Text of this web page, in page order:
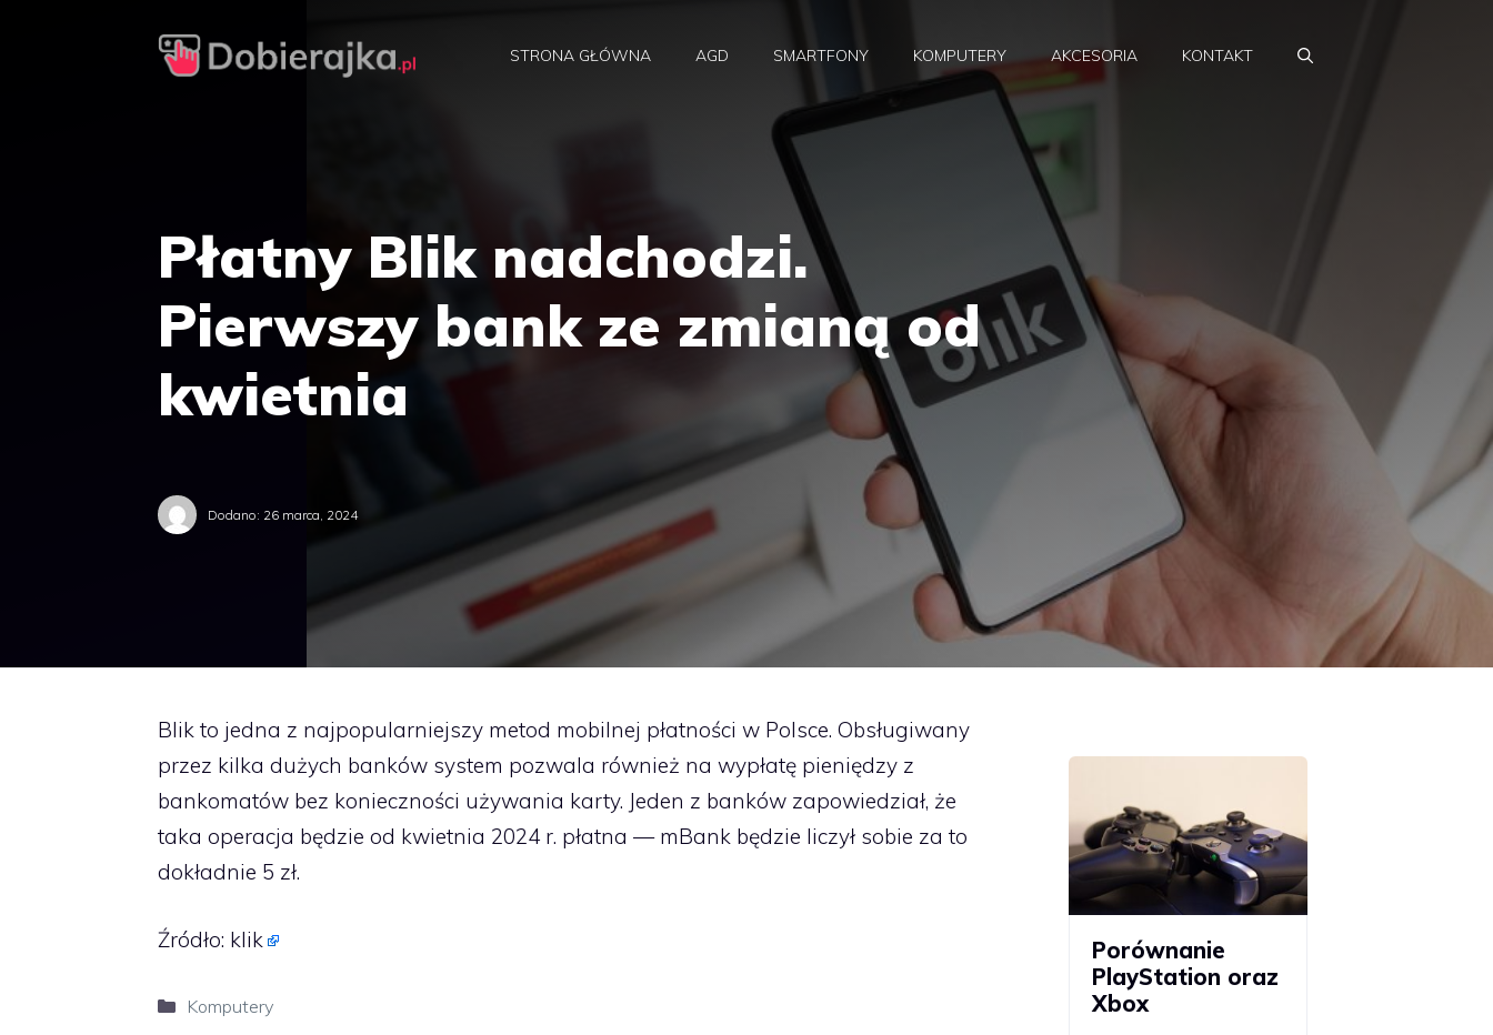
STRONA GŁÓWNA AGD SMARTFONY KOMPUTERY AKCESORIA KONTAKT
Płatny Blik nadchodzi.
Pierwszy bank ze zmianą od
kwietnia
Dodano: 26 marca, 2024
Blik to jedna z najpopularniejszy metod mobilnej płatności w Polsce. Obsługiwany
przez kilka dużych banków system pozwala również na wypłatę pieniędzy z
bankomatów bez konieczności używania karty. Jeden z banków zapowiedział, że
taka operacja będzie od kwietnia 2024 r. płatna — mBank będzie liczył sobie za to
dokładnie 5 zł.
Źródło: klik
Kategorie
Komputery
Porównanie
PlayStation oraz
Xbox